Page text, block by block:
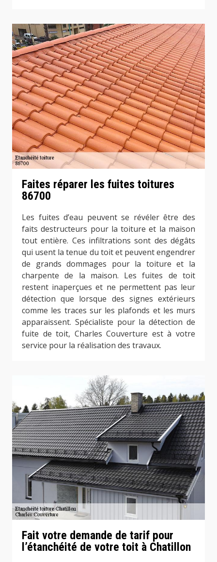
Faites réparer les fuites toitures
86700
Les fuites d’eau peuvent se révéler être des
faits destructeurs pour la toiture et la maison
tout entière. Ces infiltrations sont des dégâts
qui usent la tenue du toit et peuvent engendrer
de grands dommages pour la toiture et la
charpente de la maison. Les fuites de toit
restent inaperçues et ne permettent pas leur
détection que lorsque des signes extérieurs
comme les traces sur les plafonds et les murs
apparaissent. Spécialiste pour la détection de
fuite de toit, Charles Couverture est à votre
service pour la réalisation des travaux.
Fait votre demande de tarif pour
l’étanchéité de votre toit à Chatillon